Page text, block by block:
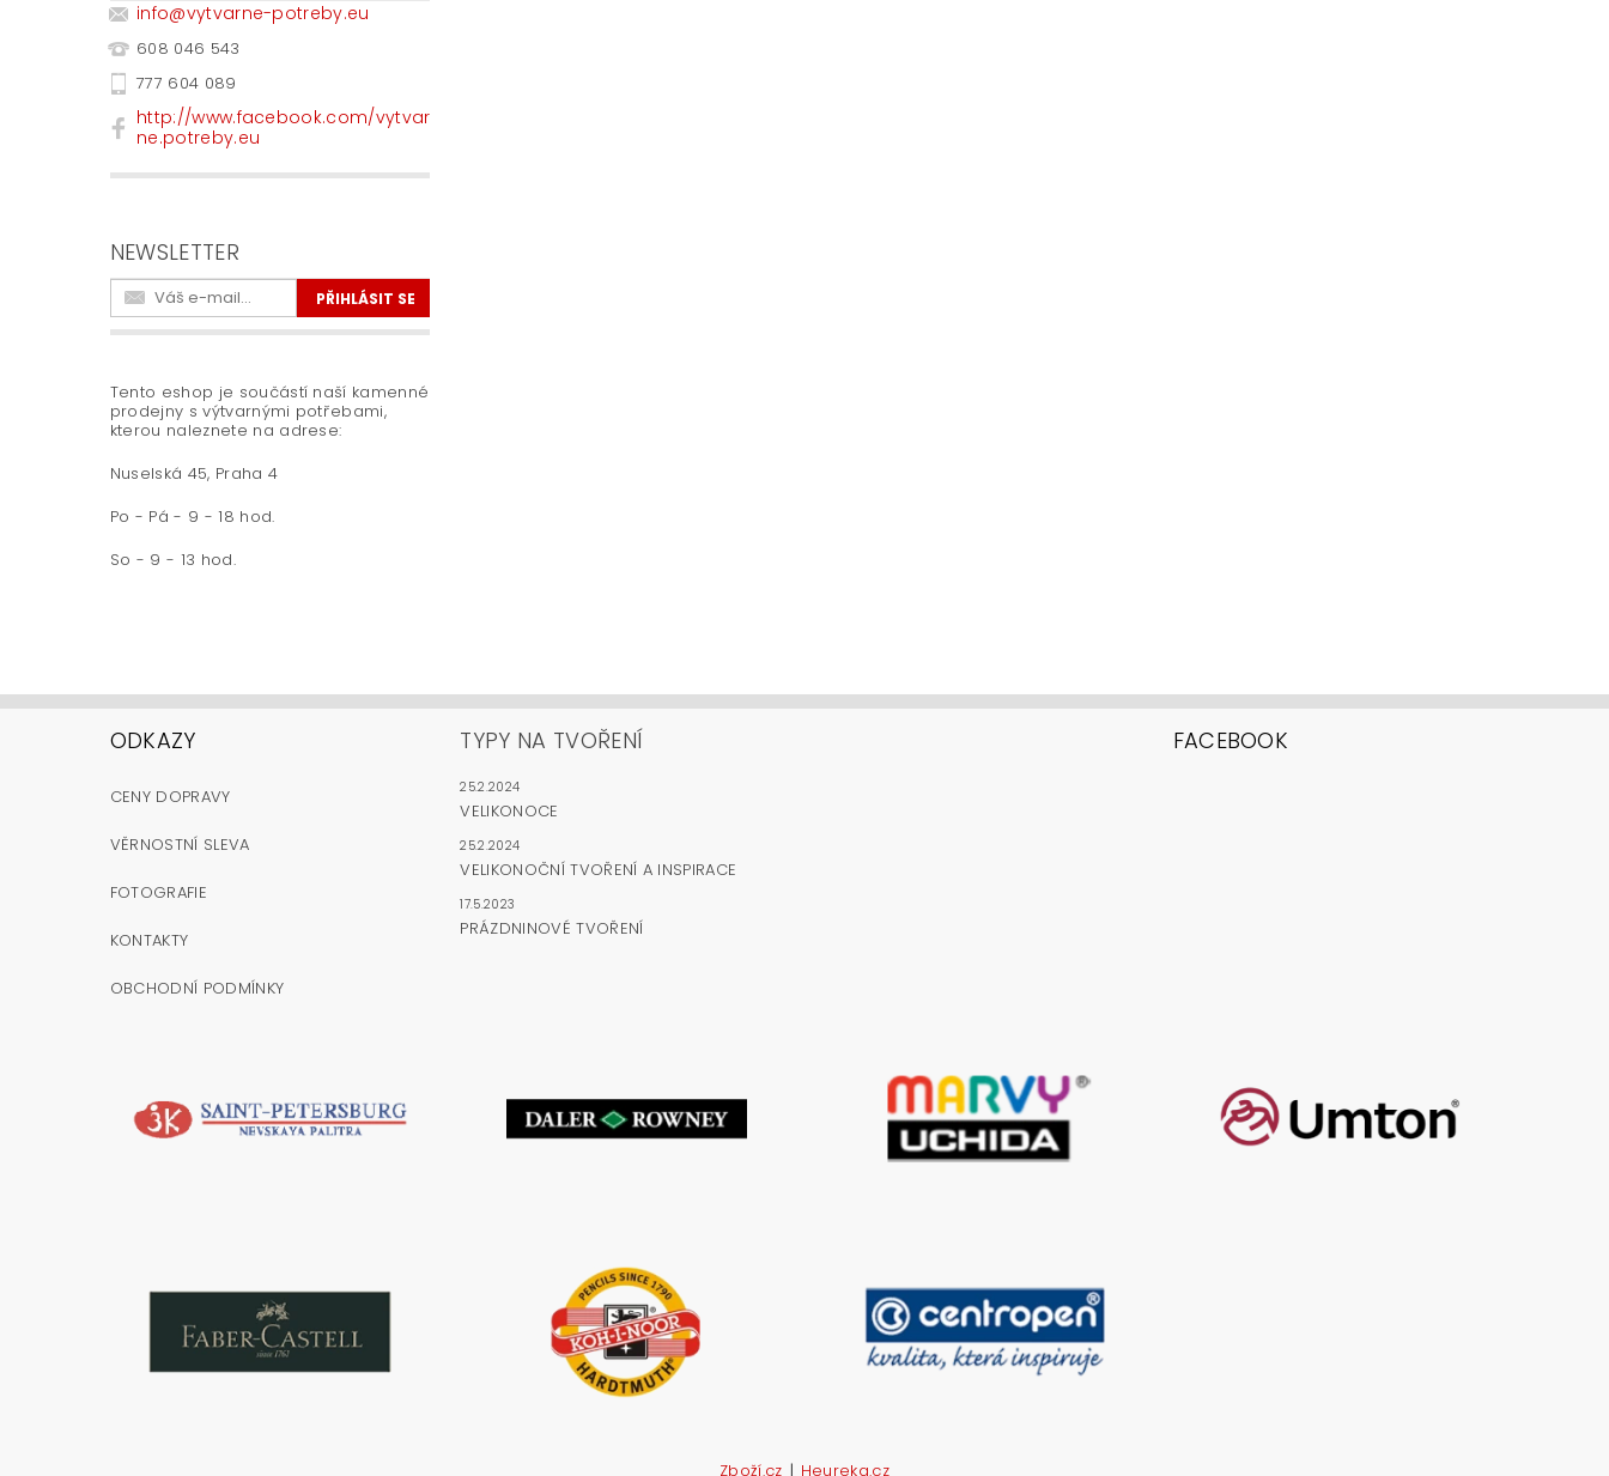
info@vytvarne-potreby.eu
608 046 543
777 604 089
http://www.facebook.com/vytvar
ne.potreby.eu
NEWSLETTER
Tento eshop je součástí naší kamenné
prodejny s výtvarnými potřebami,
kterou naleznete na adrese:
Nuselská 45, Praha 4
Po - Pá - 9 - 18 hod.
So - 9 - 13 hod.
ODKAZY
CENY DOPRAVY
VĚRNOSTNÍ SLEVA
FOTOGRAFIE
KONTAKTY
OBCHODNÍ PODMÍNKY
TYPY NA TVOŘENÍ
25.2.2024
VELIKONOCE
25.2.2024
VELIKONOČNÍ TVOŘENÍ A INSPIRACE
17.5.2023
PRÁZDNINOVÉ TVOŘENÍ
FACEBOOK
Zboží.cz Heureka.cz